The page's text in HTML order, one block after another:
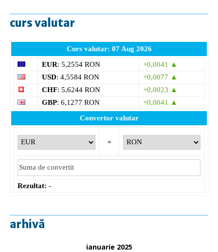
curs valutar
Curs valutar: 07 Aug 2026
EUR: 5,2554 RON
+0,0041 ▲
USD: 4,5584 RON
+0,0077 ▲
CHF: 5,6244 RON
+0,0023 ▲
GBP: 6,1277 RON
+0,0041 ▲
Convertor valutar
»
Rezultat: -
arhivă
ianuarie 2025